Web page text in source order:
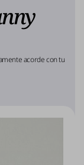
acorde con tu